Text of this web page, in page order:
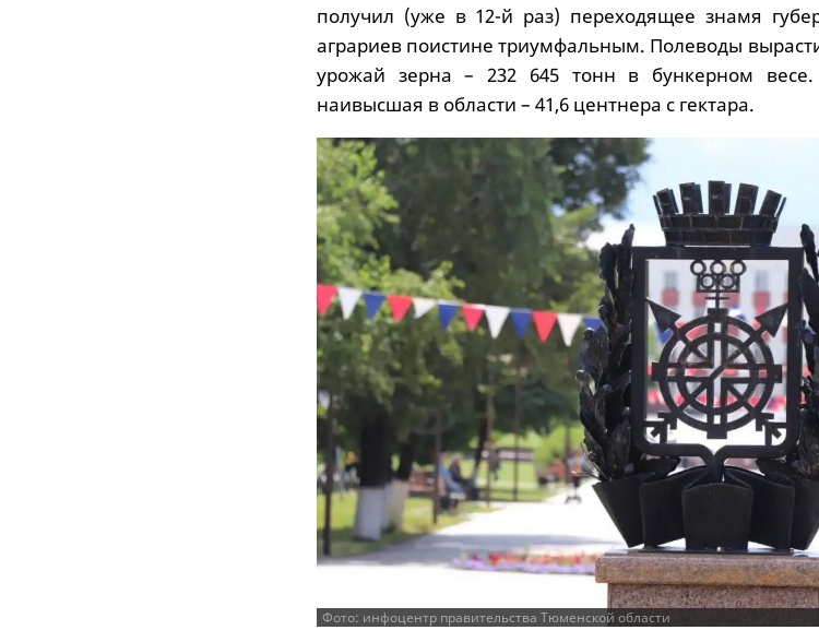
получил (уже в 12-й раз) переходящее знамя
аграриев поистине триумфальным. Полеводы
урожай зерна – 232 645 тонн в бункерном
наивысшая в области – 41,6 центнера с гектара.
Фото: инфоцентр правительства Тюменской области